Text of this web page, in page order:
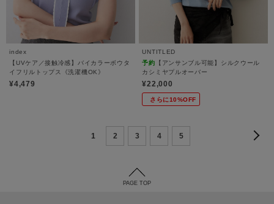
index
【UVケア／接触冷感】バイカラーボウタ
イフリルトップス《洗濯機OK》
¥4,479
UNTITLED
予約 【アンサンブル可能】シルクウール
カシミヤプルオーバー
¥22,000
さらに10%OFF
1 2 3 4 5
PAGE TOP